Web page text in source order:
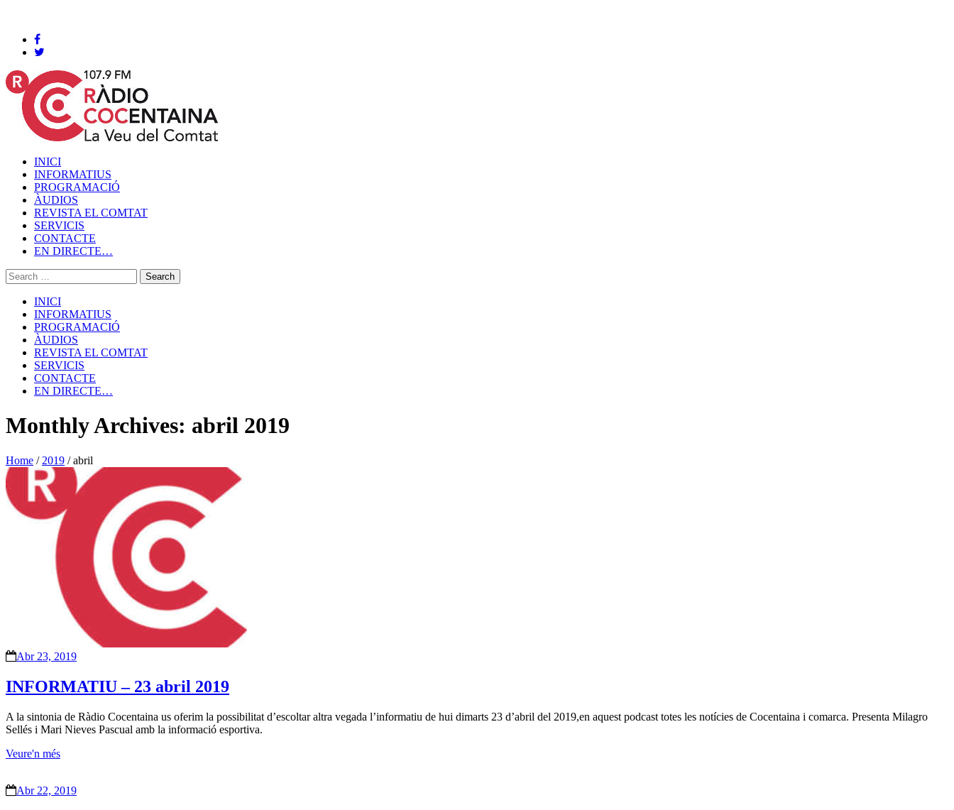
INICI
INFORMATIUS
PROGRAMACIÓ
ÀUDIOS
REVISTA EL COMTAT
SERVICIS
CONTACTE
EN DIRECTE…
INICI
INFORMATIUS
PROGRAMACIÓ
ÀUDIOS
REVISTA EL COMTAT
SERVICIS
CONTACTE
EN DIRECTE…
Monthly Archives: abril 2019
Home / 2019 /abril
Abr 23, 2019
INFORMATIU – 23 abril 2019
A la sintonia de Ràdio Cocentaina us oferim la possibilitat d’escoltar altra vegada l’informatiu de hui dimarts 23 d’abril del 2019,en aquest podcast totes les notícies de Cocentaina i comarca. Presenta Milagro
Sellés i Mari Nieves Pascual amb la informació esportiva.
Veure'n més
Abr 22, 2019